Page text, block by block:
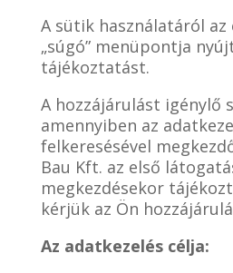
A sütik használatáról az
„súgó” menüpontja
tájékoztatást.
A hozzájárulást igénylő
amennyiben az
felkeresésével
Bau Kft. az első
megkezdésekor
kérjük az Ön
Az adatkezelés célja: